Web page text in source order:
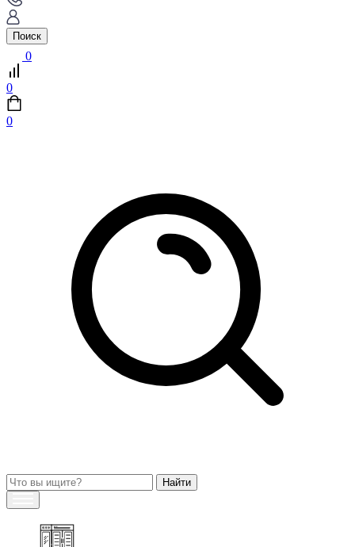
Поиск
0
0
0